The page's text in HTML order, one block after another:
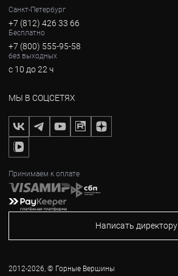
Санкт-Петербург
+7 (812) 426 33 66
Бесплатно
+7 (800) 555-95-58
без выходных
с 10 до 22 ч
МЫ В СОЦСЕТЯХ
Принимаем к оплате
Написать директору
2012-2026, © Горные Вершины